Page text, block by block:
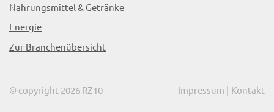
Nahrungsmittel & Getränke
Energie
Zur Branchenübersicht
© copyright 2026 RZ10 Impressum | Kontakt